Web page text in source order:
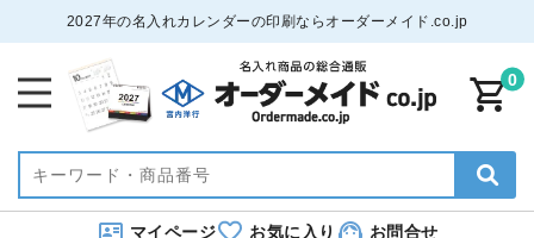
2027年の名入れカレンダーの印刷ならオーダーメイド.co.jp
0
マイページ お気に入り お問合せ